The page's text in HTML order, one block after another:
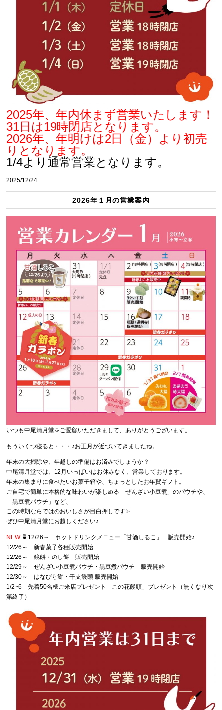
2025年、年内休まず営業いたします！
31日は19時閉店となります。
2026年、年明けは2日（金）より初売
りとなります。
1/4より通常営業となります。
2025/12/24
2026年１月の営業案内
いつも中尾清月堂をご愛顧いただきまして、ありがとうございます。
もういくつ寝ると・・・♪お正月が近づいてきましたね。
年末の大掃除や、年越しの準備はお済みでしょうか？
中尾清月堂では、12月いっぱいはお休みなく、営業しております。
年末の集まりに食べたいお菓子箱や、ちょっとしたお年賀ギフト。
ご自宅で簡単に本格的な味わいが楽しめる「ぜんざい小豆煮」のパウチや、
「黒豆煮パウチ」など、
この時期ならではのおいしさが目白押しです✨
ぜひ中尾清月堂にお越しください♪
NEW 🍵12/26～ ホットドリンクメニュー「甘酒しるこ」 販売開始♪
12/26～ 新春菓子各種販売開始
12/26～ 鏡餅・のし餅 販売開始
12/29～ ぜんざい小豆煮パウチ・黒豆煮パウチ 販売開始
12/30～ はなびら餅・干支饅頭 販売開始
1/2~6 先着50名様ご来店プレゼント「この花饅頭」プレゼント（無くなり次
第終了）